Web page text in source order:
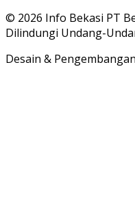
© 2026 Info Bekasi PT
Dilindungi Undang-
Desain &